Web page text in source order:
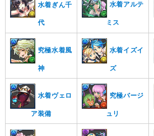
水着ぎん千
代
水着アルテ
ミス
究極水着風
神
水着イズイ
ズ
水着ヴェロ
ア装備
究極バージ
ュリ